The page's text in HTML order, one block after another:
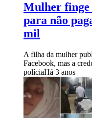
Mulher
para não
mil
A filha da mulher
Facebook, mas a
políciaHá 3 anos